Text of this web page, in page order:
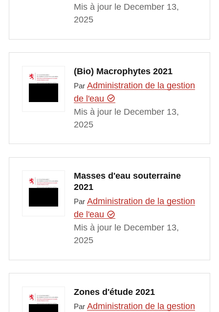
Mis à jour le December 13,
2025
(Bio) Macrophytes 2021
Par Administration de la gestion
de l'eau
Mis à jour le December 13,
2025
Masses d'eau souterraine
2021
Par Administration de la gestion
de l'eau
Mis à jour le December 13,
2025
Zones d'étude 2021
Par Administration de la gestion